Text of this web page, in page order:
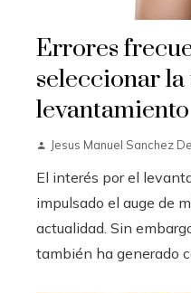
Errores
seleccionar
Jesus Manuel Sanchez
El interés por el
impulsado el auge de
actualidad. Sin
también ha generado